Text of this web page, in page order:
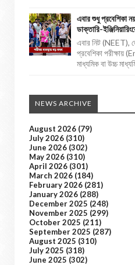
এবার শুধু প্রবেশিকা
ডাক্তারি-
এবার নিট (NEET),
প্রবেশিকা পরীক্ষায়
মাধ্যমিক বা উচ্চ
NEWS ARCHIVE
August 2026 (79)
July 2026 (310)
June 2026 (302)
May 2026 (310)
April 2026 (301)
March 2026 (184)
February 2026 (281)
January 2026 (288)
December 2025 (248)
November 2025 (299)
October 2025 (211)
September 2025 (287)
August 2025 (310)
July 2025 (318)
June 2025 (302)